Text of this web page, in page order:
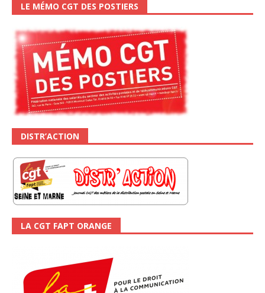
LE MÉMO CGT DES POSTIERS
DISTR’ACTION
LA CGT FAPT ORANGE